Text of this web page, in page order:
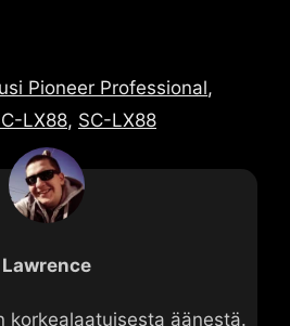
Pioneer Professional,
LX88, SC-LX88
Lawrence
korkealaatuisesta äänestä.